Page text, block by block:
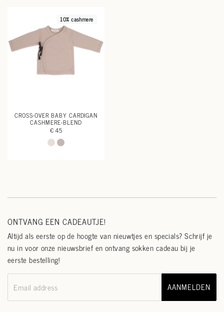
10% cashmere
CROSS-OVER BABY CARDIGAN
CASHMERE-BLEND
€ 45
ONTVANG EEN CADEAUTJE!
Altijd als eerste op de hoogte van nieuwtjes en specials? Schrijf je
nu in voor onze nieuwsbrief en ontvang sokken cadeau bij je
eerste bestelling!
Email address AANMELDEN